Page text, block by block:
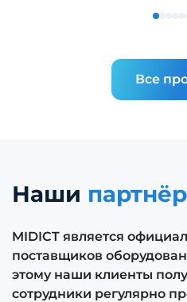
Все
Наши
MIDICT является
поставщиков
этому наши клиенты
сотрудники регулярно